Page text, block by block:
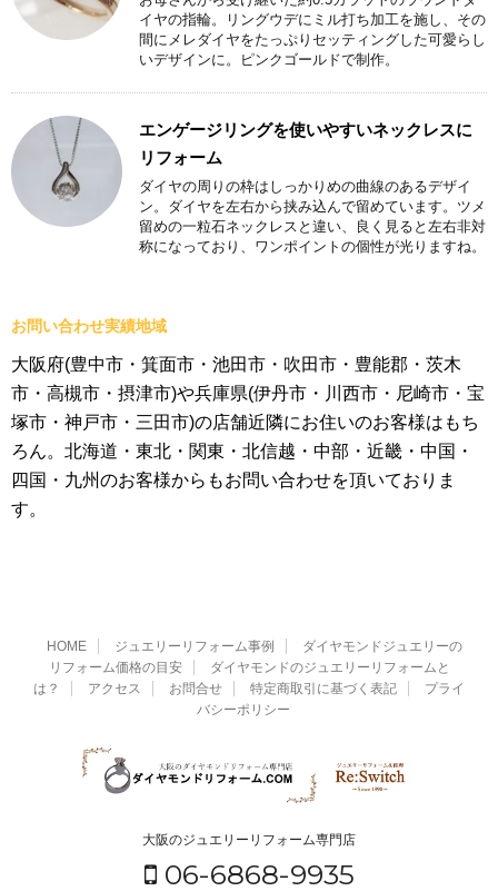
イヤの指輪。リングウデにミル打ち加工を施し、その
間にメレダイヤをたっぷりセッティングした可愛らし
いデザインに。ピンクゴールドで制作。
エンゲージリングを使いやすいネックレスに
リフォーム
ダイヤの周りの枠はしっかりめの曲線のあるデザイ
ン。ダイヤを左右から挟み込んで留めています。ツメ
留めの一粒石ネックレスと違い、良く見ると左右非対
称になっており、ワンポイントの個性が光りますね。
お問い合わせ実績地域
大阪府(豊中市・箕面市・池田市・吹田市・豊能郡・茨木
市・高槻市・摂津市)や兵庫県(伊丹市・川西市・尼崎市・宝
塚市・神戸市・三田市)の店舗近隣にお住いのお客様はもち
ろん。北海道・東北・関東・北信越・中部・近畿・中国・
四国・九州のお客様からもお問い合わせを頂いておりま
す。
HOME ジュエリーリフォーム事例
ダイヤモンドジュエリーの
リフォーム価格の目安
ダイヤモンドのジュエリーリフォームと
は？
アクセス お問合せ 特定商取引に基づく表記
プライ
バシーポリシー
大阪のジュエリーリフォーム専門店
06-6868-9935